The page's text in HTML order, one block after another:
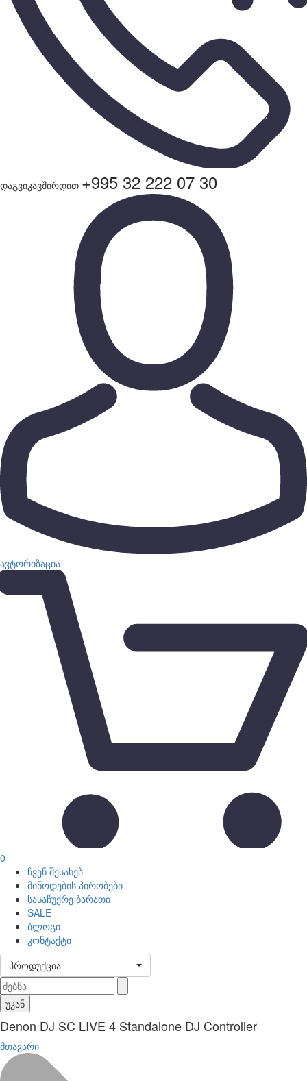
დაგვიკავშირდით +995 32 222 07 30
ავტორიზაცია
0
ჩვენ შესახებ
მიწოდების პირობები
სასაჩუქრე ბარათი
SALE
ბლოგი
კონტაქტი
პროდუქცია
უკან
Denon DJ SC LIVE 4 Standalone DJ Controller
მთავარი